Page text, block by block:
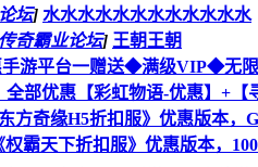
坛] 水水水水水水水水水水水水
奇霸业论坛] 王朝王朝
手游平台一赠送◆满级VIP◆
部优惠【彩虹物语-优惠】+【
方奇缘H5折扣服》优惠版本，
权霸天下折扣服》优惠版本，